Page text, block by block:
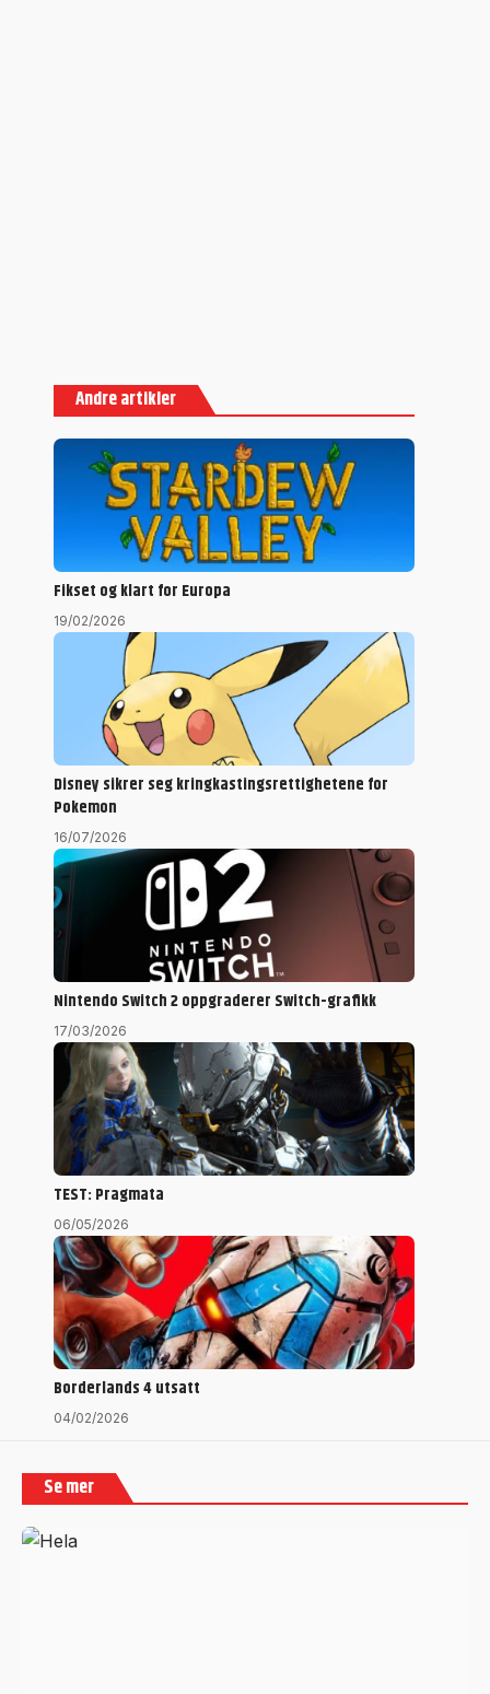
Andre artikler
Fikset og klart for Europa
19/02/2026
Disney sikrer seg kringkastingsrettighetene for
Pokemon
16/07/2026
Nintendo Switch 2 oppgraderer Switch-grafikk
17/03/2026
TEST: Pragmata
06/05/2026
Borderlands 4 utsatt
04/02/2026
Se mer